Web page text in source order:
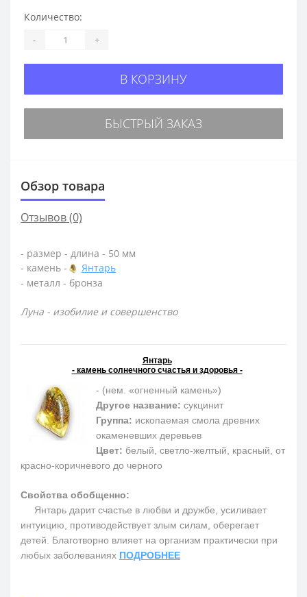
Количество:
- +
В КОРЗИНУ
БЫСТРЫЙ ЗАКАЗ
Обзор товара
Отзывов (0)
- размер - длина - 50 мм
- камень -
Янтарь
- металл - бронза
Луна - изобилие и совершенство
Янтарь
- камень солнечного счастья и здоровья -
- (нем. «огненный камень»)
Другое название: сукцинит
Группа: ископаемая смола древних
окаменевших деревьев
Цвет: белый, светло-желтый, красный, от
красно-коричневого до черного
Свойства обобщенно:
Янтарь дарит счастье в любви и дружбе, усиливает
интуицию, противодействует злым силам, оберегает
детей. Благотворно влияет на организм практически при
любых заболеваниях ПОДРОБНЕЕ